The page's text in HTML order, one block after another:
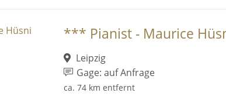
*** Pianist - Maurice
Leipzig
Gage: auf Anfrage
ca. 74 km entfernt